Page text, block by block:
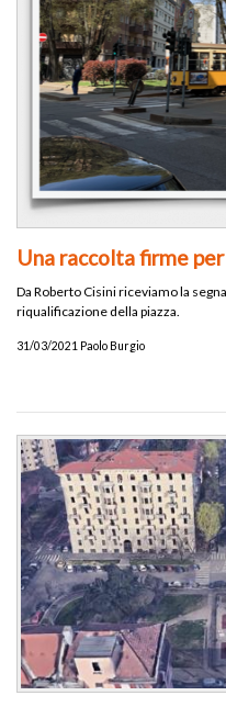
Una raccolta firme
Da Roberto Cisini riceviamo la
riqualificazione della piazza.
31/03/2021 Paolo Burgio